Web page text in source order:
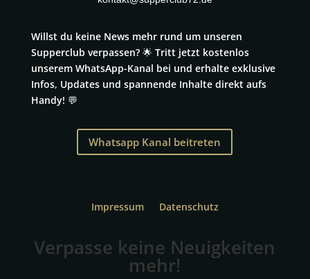
Willst du keine News mehr rund um unseren
Supperclub verpassen? 🌟 Tritt jetzt kostenlos
unserem WhatsApp-Kanal bei und erhalte exklusive
Infos, Updates und spannende Inhalte direkt aufs
Handy! 💬
Whatsapp Kanal beitreten
Impressum Datenschutz
Verpasse keine Neuigkeiten
mehr!